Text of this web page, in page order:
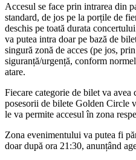
Accesul se face prin intrarea din
standard, de jos pe la porțile de
deschis pe toată durata
va putea intra doar pe bază de
singură zonă de acces (pe jos,
siguranță/urgență, conform
atare.
Fiecare categorie de bilet va
posesorii de bilete Golden Circle
le va permite accesul în zona
Zona evenimentului va putea fi
doar după ora 21:30, anunțând